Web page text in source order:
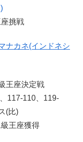
挑戦
ナカネ(インドネシ
王座決定戦
117-110、119-
(比)
王座獲得